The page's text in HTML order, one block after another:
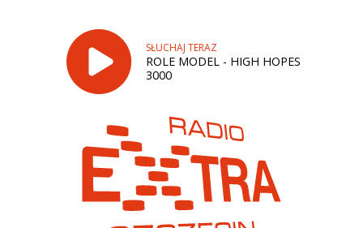
SŁUCHAJ TERAZ
ROLE MODEL - HIGH HOPES
3000